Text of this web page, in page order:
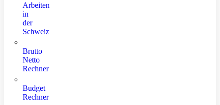
Arbeiten
in
der
Schweiz
Brutto
Netto
Rechner
Budget
Rechner